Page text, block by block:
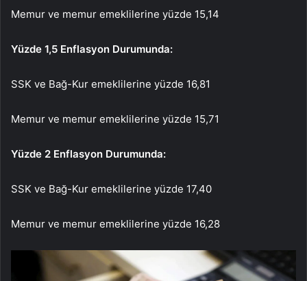
Memur ve memur emeklilerine yüzde 15,14
Yüzde 1,5 Enflasyon Durumunda:
SSK ve Bağ-Kur emeklilerine yüzde 16,81
Memur ve memur emeklilerine yüzde 15,71
Yüzde 2 Enflasyon Durumunda:
SSK ve Bağ-Kur emeklilerine yüzde 17,40
Memur ve memur emeklilerine yüzde 16,28